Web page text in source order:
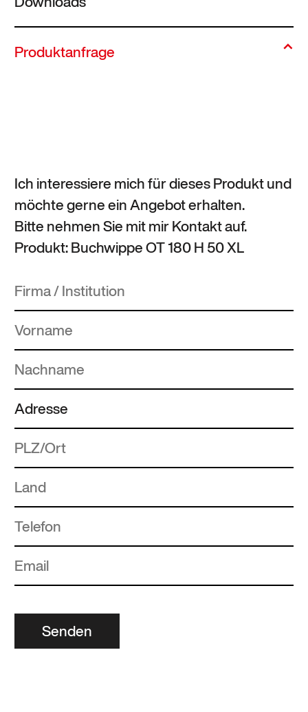
Produktanfrage
Ich interessiere mich für dieses Produkt und
möchte gerne ein Angebot erhalten.
Bitte nehmen Sie mit mir Kontakt auf.
Produkt: Buchwippe OT 180 H 50 XL
Senden